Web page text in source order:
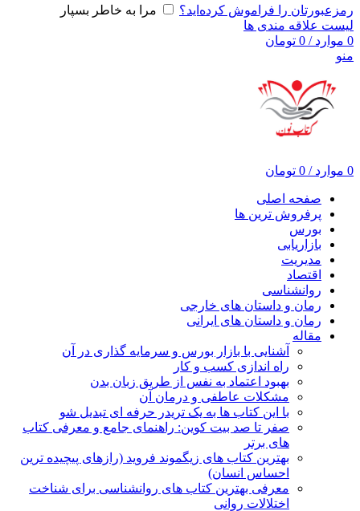
رمزعبورتان را فراموش کرده‌اید؟
مرا به خاطر بسپار
لیست علاقه مندی ها
0 موارد /
0 تومان
منو
0 موارد /
0 تومان
صفحه اصلی
پرفروش ترین ها
بورس
بازاریابی
مدیریت
اقتصاد
روانشناسی
رمان و داستان های خارجی
رمان و داستان های ایرانی
مقاله
آشنایی با بازار بورس و سرمایه گذاری در آن
راه اندازی کسب و کار
بهبود اعتماد به نفس از طریق زبان بدن
مشکلات عاطفی و درمان آن
با این کتاب ها به یک تریدر حرفه ای تبدیل شو
صفر تا صد بیت کوین: راهنمای جامع و معرفی کتاب
های برتر
بهترین کتاب های زیگموند فروید (رازهای پیچیده ترین
احساس انسان)
معرفی بهترین کتاب های روانشناسی برای شناخت
اختلالات روانی